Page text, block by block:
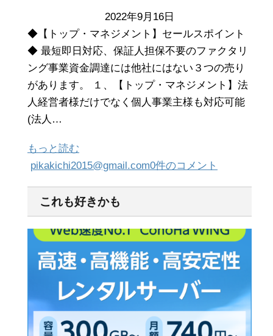
2022年9月16日
◆【トップ・マネジメント】セールスポイント
◆ 最短即日対応、保証人担保不要のファクタリ
ング事業資金調達には他社にはない３つの売り
があります。 １、【トップ・マネジメント】法
人経営者様だけでなく個人事業主様も対応可能
(法人…
もっと読む
pikakichi2015@gmail.com0件のコメント
これも好きかも